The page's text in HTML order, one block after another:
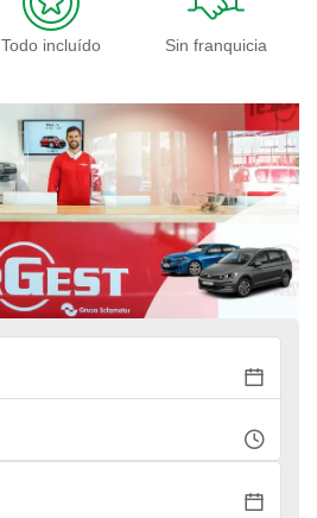
Todo incluído Sin franquicia